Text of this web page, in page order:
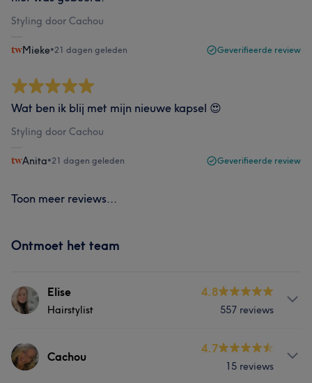
Styling door Cachou
Mieke•21 dagen geleden Geverifieerde review
Wat ben ik blij met mijn nieuwe kapsel 😍
Styling door Cachou
Anita•21 dagen geleden Geverifieerde review
Toon meer reviews...
Ontmoet het team
Elise
Hairstylist
4.8
557 reviews
Behandelingen
Cachou
4.7
15 reviews